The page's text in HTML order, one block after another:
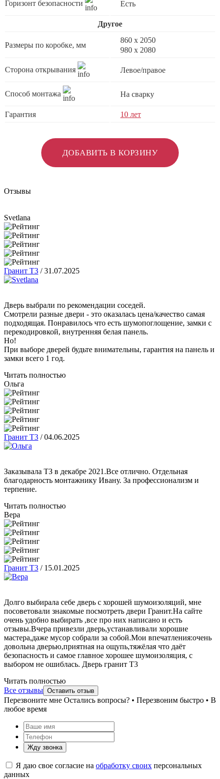
Горизонт безопасности Есть
Другое
Размеры по коробке, мм
860 х 2050
980 x 2080
Сторона открывания Левое/правое
Способ монтажа На сварку
Гарантия 10 лет
ДОБАВИТЬ В КОРЗИНУ
Отзывы
Svetlana
Гранит Т3 /31.07.2025
Дверь выбрали по рекомендации соседей.
Смотрели разные двери - это оказалась цена/качество самая
подходящая. Понравилось что есть шумопоглощение, замки с
перекодировкой, внутренняя белая панель.
Но!
При выборе дверей будьте внимательны, гарантия на панель и
замки всего 1 год.
Читать полностью
Ольга
Гранит Т3 /04.06.2025
Заказывала ТЗ в декабре 2021.Все отлично. Отдельная
благодарность монтажнику Ивану. За профессионализм и
терпение.
Читать полностью
Вера
Гранит Т3 / 15.01.2025
Долго выбирала себе дверь с хорошей шумоизоляций, мне
посоветовали знакомые посмотреть двери Гранит.На сайте
очень удобно выбирать ,все про них написано и есть
отзывы.Вчера привезли дверь,устанавливали хорошие
мастера,даже мусор собрали за собой.Мои впечатления:очень
довольна дверью,приятная на ощупь,тяжёлая что даёт
безопасность и самое главное хорошее шумоизоляция, с
выбором не ошиблась. Дверь гранит Т3
Читать полностью
Все отзывы Оставить отзыв
Перезвоните мне Остались вопросы? • Перезвоним быстро • В
любое время
Жду звонка
Я даю свое согласие на обработку своих персональных
данных